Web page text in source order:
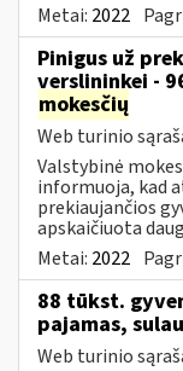
Metai: 2022
Pinigus už
verslininkei -
mokesčių
Web turinio
Valstybinė
informuoja, kad
prekiaujančios
apskaičiuota
Metai: 2022
88 tūkst.
pajamas,
Web turinio